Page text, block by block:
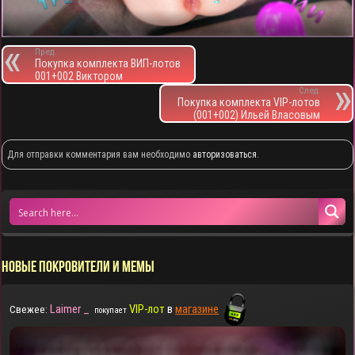
Пред.
Покупка комплекта ВИП-лотов
001+002 Виктором
След.
Покупка комплекта VIP-лотов
(001+002) Ильей Власовым
Для отправки комментария вам необходимо авторизоваться.
НОВЫЕ ПОКРОВИТЕЛИ И МЕМЫ
Свежее: Laimer _ покупает VIP-лотвмагазине